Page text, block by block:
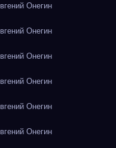
Онегин
Онегин
Онегин
Онегин
Онегин
Онегин